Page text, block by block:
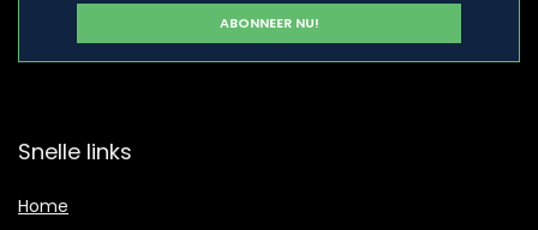
Snelle links
Home